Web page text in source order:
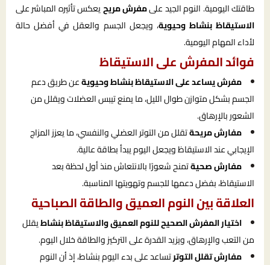
طاقتك اليومية. النوم الجيد علىمفرش مريحيعكس تأثيره المباشر على
الاستيقاظ بنشاط وحيوية، ويجعل الجسم والعقل في أفضل حالة
لأداء المهام اليومية.
فوائد المفرش على الاستيقاظ
مفرش يساعد على الاستيقاظ بنشاط وحيويةعن طريق دعم
الجسم بشكل متوازن طوال الليل، ما يمنع تيبس العضلات ويقلل من
الشعور بالإرهاق.
مفارش مريحةتقلل من التوتر العضلي والنفسي، ما يعزز المزاج
الإيجابي عند الاستيقاظ ويجعل اليوم يبدأ بطاقة عالية.
مفارش صحيةتمنح شعورًا بالانتعاش منذ أول لحظة بعد
الاستيقاظ، بفضل دعمها للجسم وتهويتها المناسبة.
العلاقة بين النوم العميق والطاقة الصباحية
اختيار المفرش الصحيح للنوم العميق والاستيقاظ بنشاطيقلل
من التعب والإرهاق، ويزيد القدرة على التركيز والطاقة خلال اليوم.
مفارش تقلل التوترتساعد على بدء اليوم بنشاط، إذ أن النوم